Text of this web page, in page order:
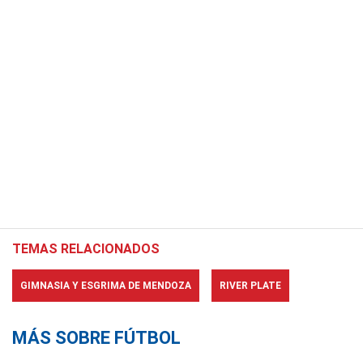
TEMAS RELACIONADOS
GIMNASIA Y ESGRIMA DE MENDOZA RIVER PLATE
MÁS SOBRE FÚTBOL